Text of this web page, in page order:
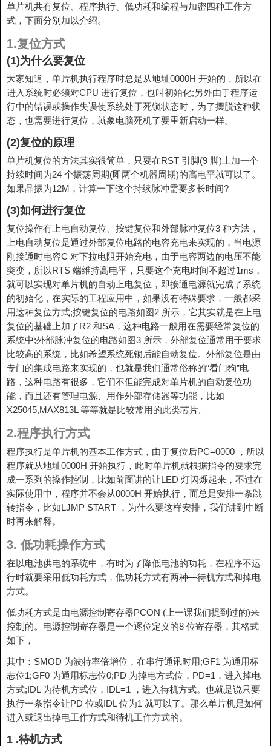
单片机共有复位、程序执行、低功耗和编程与加密四种工作方
式，下面分别加以介绍。
1.复位方式
(1)为什么要复位
大家知道，单片机执行程序时总是从地址0000H 开始的，所以在
进入系统时必须对CPU 进行复位，也叫初始化;另外由于程序运
行中的错误或操作失误使系统处于死锁状态时，为了摆脱这种状
态，也需要进行复位，就象电脑死机了要重新启动一样。
(2)复位的原理
单片机复位的方法其实很简单，只要在RST 引脚(9 脚)上加一个
持续时间为24 个振荡周期(即两个机器周期)的高电平就可以了。
如果晶振为12M，计算一下这个持续脉冲需要多长时间?
(3)如何进行复位
复位操作有上电自动复位、按键复位和外部脉冲复位3 种方法，
上电自动复位是通过外部复位电路的电容充电来实现的，当电源
刚接通时电容C 对下拉电阻开始充电，由于电容两边的电压不能
突变，所以RTS 端维持高电平，只要这个充电时间不超过1ms，
就可以实现对单片机的自动上电复位，即接通电源就完成了系统
的初始化，在实际的工程应用中，如果没有特殊要求，一般都采
用这种复位方式;按键复位的电路如图2 所示，它其实就是在上电
复位的基础上加了R2 和SA，这种电路一般用在需要经常复位的
系统中;外部脉冲复位的电路如图3 所示，外部复位通常用于要求
比较高的系统，比如希望系统死锁后能自动复位。外部复位是由
专门的集成电路来实现的，也就是我们通常俗称的“看门狗”电
路，这种电路有很多，它们不但能完成对单片机的自动复位功
能，而且还有管理电源、用作外部存储器等功能，比如
X25045,MAX813L 等等就是比较常用的此类芯片。
2.程序执行方式
程序执行是单片机的基本工作方式，由于复位后PC=0000 ，所以
程序就从地址0000H 开始执行，此时单片机就根据指令的要求完
成一系列的操作控制，比如前面讲的让LED 灯闪烁起来，不过在
实际使用中，程序并不会从0000H 开始执行，而总是安排一条跳
转指令，比如LJMP START ，为什么要这样安排，我们讲到中断
时再来解释。
3. 低功耗操作方式
在以电池供电的系统中，有时为了降低电池的功耗，在程序不运
行时就要采用低功耗方式，低功耗方式有两种—待机方式和掉电
方式。
低功耗方式是由电源控制寄存器PCON (上一课我们提到过的)来
控制的。电源控制寄存器是一个逐位定义的8 位寄存器，其格式
如下，
其中：SMOD 为波特率倍增位，在串行通讯时用;GF1 为通用标
志位1;GF0 为通用标志位0;PD 为掉电方式位，PD=1，进入掉电
方式;IDL 为待机方式位，IDL=1 ，进入待机方式。也就是说只要
执行一条指令让PD 位或IDL 位为1 就可以了。那么单片机是如何
进入或退出掉电工作方式和待机工作方式的。
1 .待机方式